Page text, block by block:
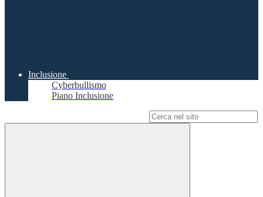
Inclusione
Cyberbullismo
Piano Inclusione